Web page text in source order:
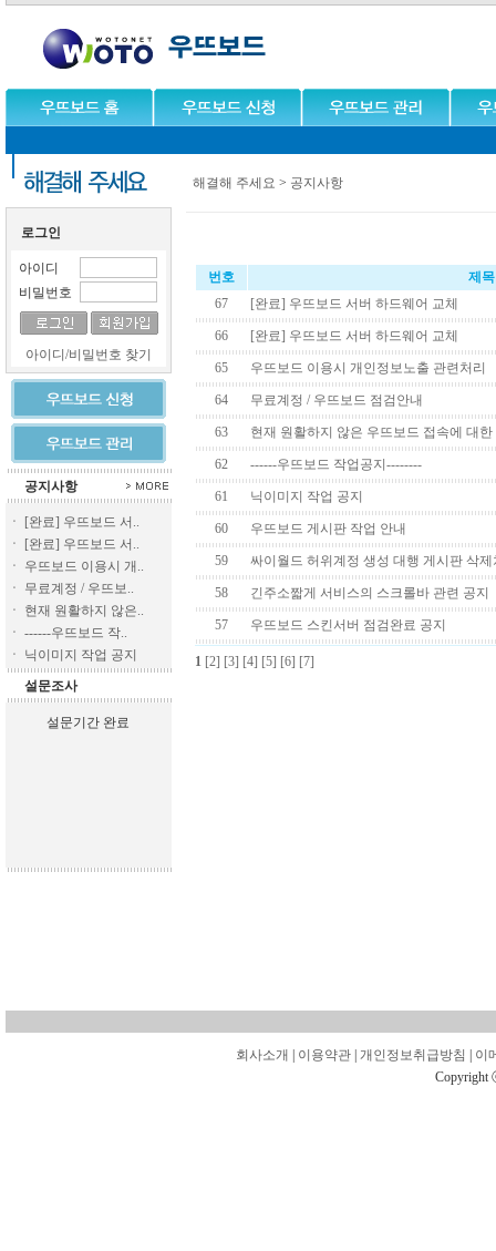
로그인
아이디
비밀번호
아이디/비밀번호 찾기
공지사항
ㆍ
[완료] 우뜨보드 서..
ㆍ
[완료] 우뜨보드 서..
ㆍ 우뜨보드 이용시 개..
ㆍ 무료계정 / 우뜨보..
ㆍ 현재 원활하지 않은..
ㆍ ------우뜨보드 작..
ㆍ 닉이미지 작업 공지
설문조사
설문기간 완료
해결해 주세요 > 공지사항
회사소개 이용약관| 개인정보취급방침
이
Copyright